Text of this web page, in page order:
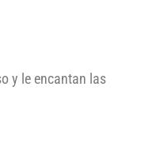
y le encantan las